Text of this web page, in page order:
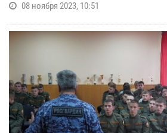
08 ноября 2023, 10:51